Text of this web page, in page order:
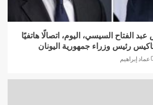
الفتاح السيسي، اليوم، اتصالًا هاتفيًا
رئيس وزراء جمهورية اليونان
عماد إبراهيم